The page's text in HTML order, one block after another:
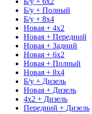
Б/у + Полный
Б/у + 8x4
Новая + 4x2
Новая + Передний
Новая + Задний
Новая + 6x2
Новая + Полный
Новая + 8x4
Б/у + Дизель
Новая + Дизель
4x2 + Дизель
Передний + Дизель